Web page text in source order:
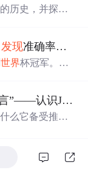
弊。
历史，并探讨
发现准确率还挺高
世界杯冠军。利
识Java编程语言
么它备受推
用开发等领域表